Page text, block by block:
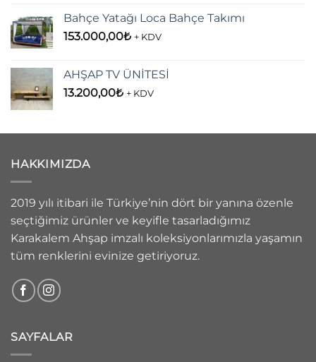
Bahçe Yatağı Loca Bahçe Takımı
153.000,00₺ + KDV
AHŞAP TV ÜNİTESİ
13.200,00₺ + KDV
HAKKIMIZDA
2019 yılı itibari ile Türkiye’nin dört bir yanına özenle
seçtiğimiz ürünler ve keyifle tasarladığımız
Karakalem Ahşap imzalı koleksiyonlarımızla yaşamın
tüm renklerini evinize getiriyoruz.
SAYFALAR